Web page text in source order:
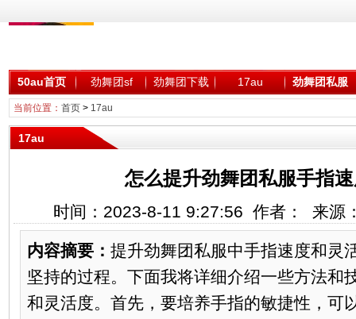
50au首页 劲舞团sf 劲舞团下载 17au 劲舞团私服
当前位置： 首页> 17au
17au
怎么提升劲舞团私服手指
时间：2023-8-11 9:27:56 作者： 来源
内容摘要： 提升劲舞团私服中手指速度和灵
坚持的过程。下面我将详细介绍一些方法和
和灵活度。首先，要培养手指的敏捷性，可